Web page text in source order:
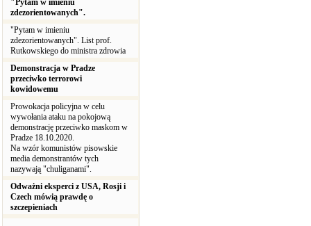
"Pytam w imieniu
zdezorientowanych".
"Pytam w imieniu
zdezorientowanych". List prof.
Rutkowskiego do ministra zdrowia
Demonstracja w Pradze
przeciwko terrorowi
kowidowemu
Prowokacja policyjna w celu
wywołania ataku na pokojową
demonstrację przeciwko maskom w
Pradze 18.10.2020.
Na wzór komunistów pisowskie
media demonstrantów tych
nazywają "chuliganami".
Odważni eksperci z USA, Rosji i
Czech mówią prawdę o
szczepieniach